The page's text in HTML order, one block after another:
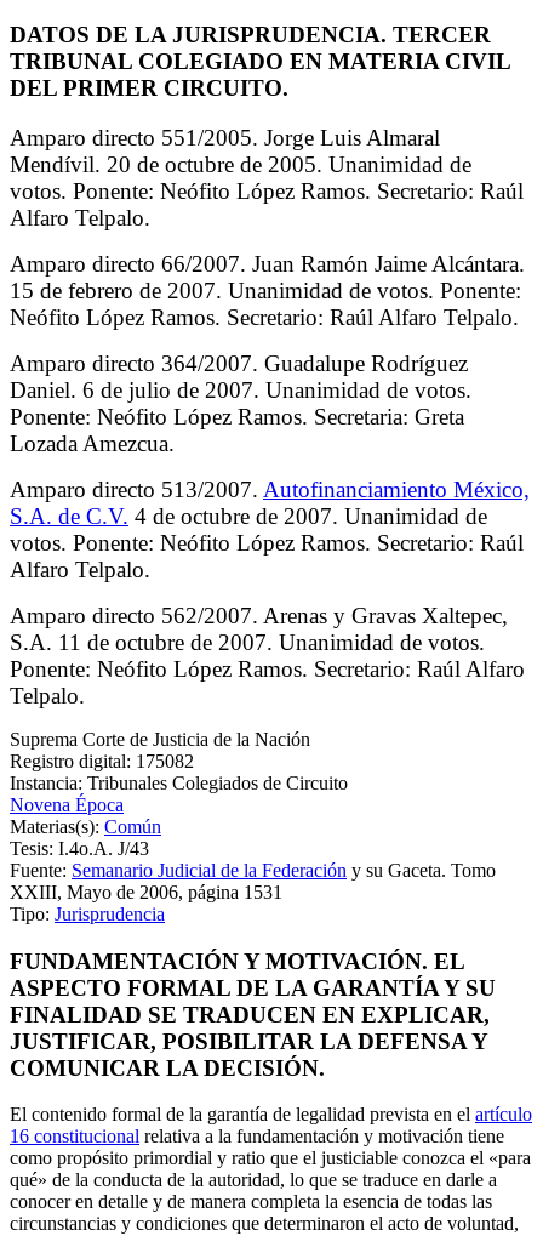
DATOS DE LA JURISPRUDENCIA. TERCER
TRIBUNAL COLEGIADO EN MATERIA CIVIL
DEL PRIMER CIRCUITO.
Amparo directo 551/2005. Jorge Luis Almaral
Mendívil. 20 de octubre de 2005. Unanimidad de
votos. Ponente: Neófito López Ramos. Secretario: Raúl
Alfaro Telpalo.
Amparo directo 66/2007. Juan Ramón Jaime Alcántara.
15 de febrero de 2007. Unanimidad de votos. Ponente:
Neófito López Ramos. Secretario: Raúl Alfaro Telpalo.
Amparo directo 364/2007. Guadalupe Rodríguez
Daniel. 6 de julio de 2007. Unanimidad de votos.
Ponente: Neófito López Ramos. Secretaria: Greta
Lozada Amezcua.
Amparo directo 513/2007. Autofinanciamiento México,
S.A. de C.V. 4 de octubre de 2007. Unanimidad de
votos. Ponente: Neófito López Ramos. Secretario: Raúl
Alfaro Telpalo.
Amparo directo 562/2007. Arenas y Gravas Xaltepec,
S.A. 11 de octubre de 2007. Unanimidad de votos.
Ponente: Neófito López Ramos. Secretario: Raúl Alfaro
Telpalo.
Suprema Corte de Justicia de la Nación
Registro digital: 175082
Instancia: Tribunales Colegiados de Circuito
Novena Época
Materias(s): Común
Tesis: I.4o.A. J/43
Fuente: Semanario Judicial de la Federación y su Gaceta. Tomo
XXIII, Mayo de 2006, página 1531
Tipo: Jurisprudencia
FUNDAMENTACIÓN Y MOTIVACIÓN. EL
ASPECTO FORMAL DE LA GARANTÍA Y SU
FINALIDAD SE TRADUCEN EN EXPLICAR,
JUSTIFICAR, POSIBILITAR LA DEFENSA Y
COMUNICAR LA DECISIÓN.
El contenido formal de la garantía de legalidad prevista en el artículo
16 constitucional relativa a la fundamentación y motivación tiene
como propósito primordial y ratio que el justiciable conozca el «para
qué» de la conducta de la autoridad, lo que se traduce en darle a
conocer en detalle y de manera completa la esencia de todas las
circunstancias y condiciones que determinaron el acto de voluntad,